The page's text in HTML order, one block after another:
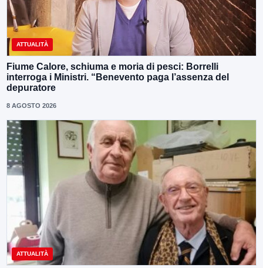
ATTUALITÀ
Fiume Calore, schiuma e moria di pesci: Borrelli
interroga i Ministri. “Benevento paga l’assenza del
depuratore
8 AGOSTO 2026
ATTUALITÀ